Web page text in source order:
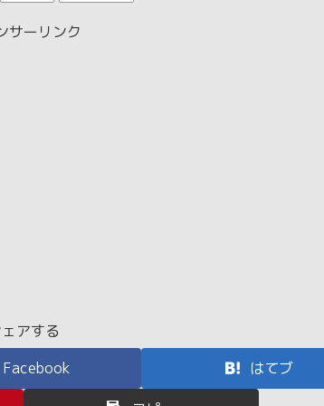
サーリンク
アする
Facebook
はてブ